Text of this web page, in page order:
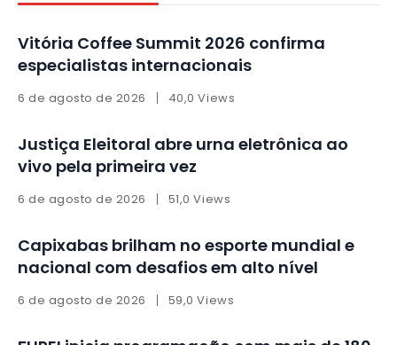
Vitória Coffee Summit 2026 confirma
especialistas internacionais
6 de agosto de 2026 40,0 Views
Justiça Eleitoral abre urna eletrônica ao
vivo pela primeira vez
6 de agosto de 2026 51,0 Views
Capixabas brilham no esporte mundial e
nacional com desafios em alto nível
6 de agosto de 2026 59,0 Views